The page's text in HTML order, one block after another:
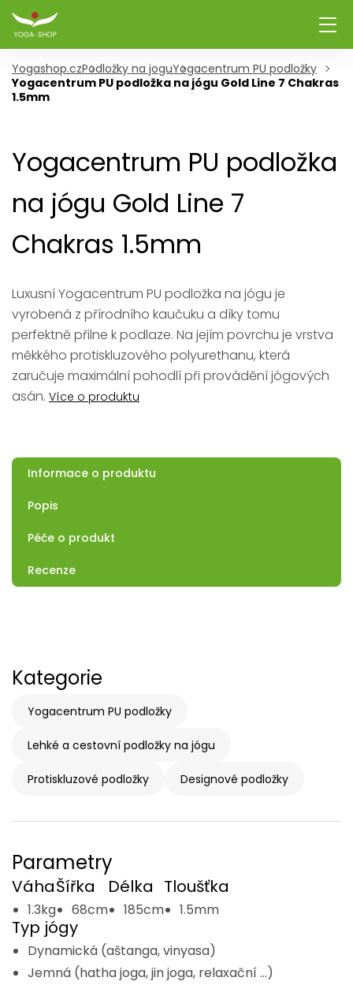
Yogashop.czPodložky na joguYogacentrum PU podložky
Yogacentrum PU podložka na jógu Gold Line 7 Chakras
1.5mm
Yogacentrum PU podložka
na jógu Gold Line 7
Chakras 1.5mm
Luxusní Yogacentrum PU podložka na jógu je
vyrobená z přírodního kaučuku a díky tomu
perfektně přilne k podlaze. Na jejím povrchu je vrstva
měkkého protiskluzového polyurethanu, která
zaručuje maximální pohodlí při provádění jógových
asán. Více o produktu
Informace o produktu
Popis
Péče o produkt
Recenze
Kategorie
Yogacentrum PU podložky
Lehké a cestovní podložky na jógu
Protiskluzové podložky Designové podložky
Parametry
Váha
1.3kg
Šířka
68cm
Délka
185cm
Tloušťka
1.5mm
Typ jógy
Dynamická (aštanga, vinyasa)
Jemná (hatha joga, jin joga, relaxační ...)